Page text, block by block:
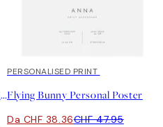
Good Night Little One Personal Poster
20%*
PERSONALISED PRINT
Flying Bunny Personal Poster
Da CHF 38.36CHF 47.95